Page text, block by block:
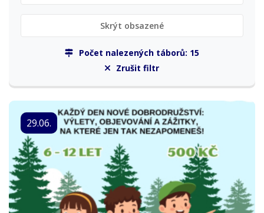
Skrýt obsazené
Počet nalezených táborů: 15
Zrušit filtr
29.06.